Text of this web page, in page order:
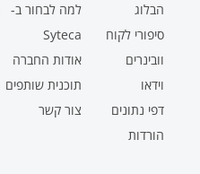
הבלוג
סיפורי לקוח
וובינרים
וידאו
דפי נתונים
הורדות
למה לבחור ב-
Syteca
אודות החברה
תוכנית שותפים
צור קשר